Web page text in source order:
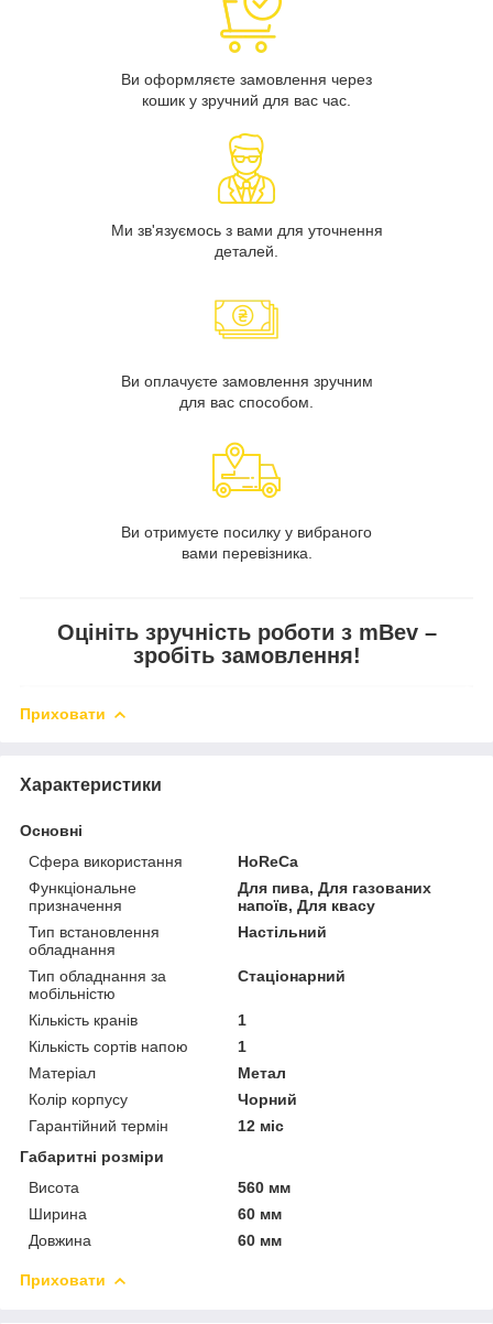
Ви оформляєте замовлення через
кошик у зручний для вас час.
Ми зв'язуємось з вами для уточнення
деталей.
Ви оплачуєте замовлення зручним
для вас способом.
Ви отримуєте посилку у вибраного
вами перевізника.
Оцініть зручність роботи з mBev –
зробіть замовлення!
Приховати
Характеристики
Основні
Сфера використання
HoReCa
Функціональне
призначення
Для пива, Для газованих
напоїв, Для квасу
Тип встановлення
обладнання
Настільний
Тип обладнання за
мобільністю
Стаціонарний
Кількість кранів
1
Кількість сортів напою
1
Матеріал
Метал
Колір корпусу
Чорний
Гарантійний термін
12 міс
Габаритні розміри
Висота
560 мм
Ширина
60 мм
Довжина
60 мм
Приховати